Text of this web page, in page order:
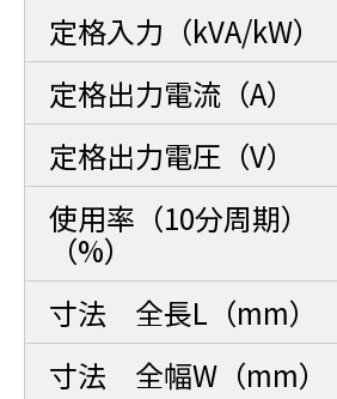
定格入力（kVA/kW）
定格出力電流（A）
定格出力電圧（V）
使用率（10分周期）
（%）
寸法 全長L（mm）
寸法 全幅W（mm）